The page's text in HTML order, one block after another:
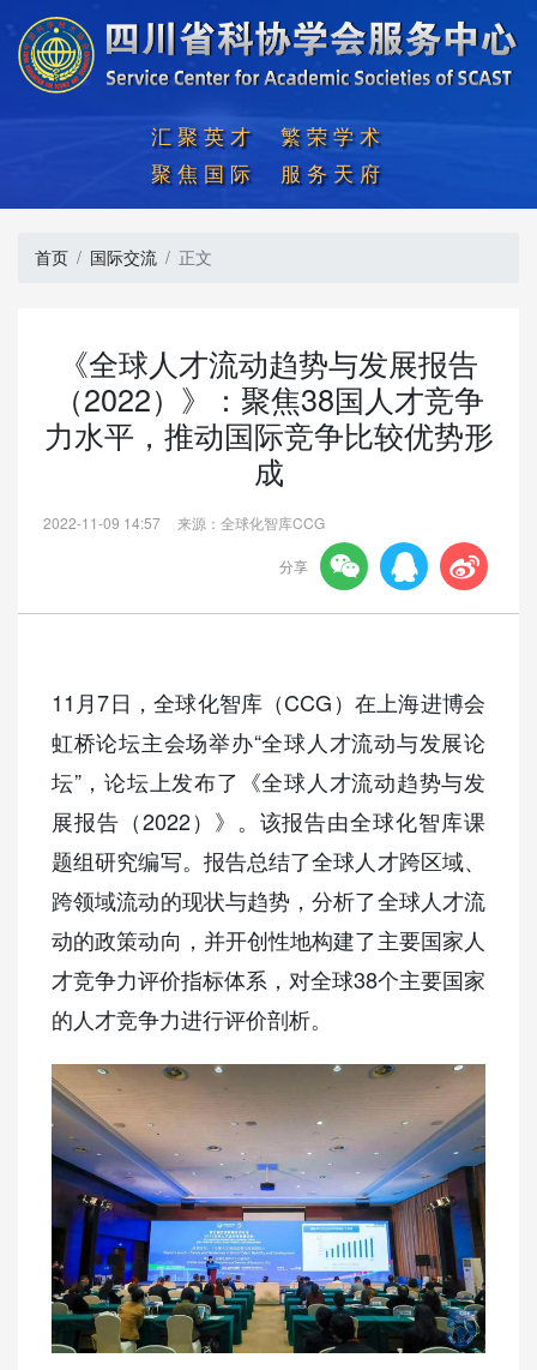
汇聚英才  繁荣学术
聚焦国际  服务天府
首页 国际交流 正文
《全球人才流动趋势与发展报告
（2022）》：聚焦38国人才竞争
力水平，推动国际竞争比较优势形
成
2022-11-09 14:57 来源：全球化智库CCG
分享   
11月7日，全球化智库（CCG）在上海进博会
虹桥论坛主会场举办“全球人才流动与发展论
坛”，论坛上发布了《全球人才流动趋势与发
展报告（2022）》。该报告由全球化智库课
题组研究编写。报告总结了全球人才跨区域、
跨领域流动的现状与趋势，分析了全球人才流
动的政策动向，并开创性地构建了主要国家人
才竞争力评价指标体系，对全球38个主要国家
的人才竞争力进行评价剖析。